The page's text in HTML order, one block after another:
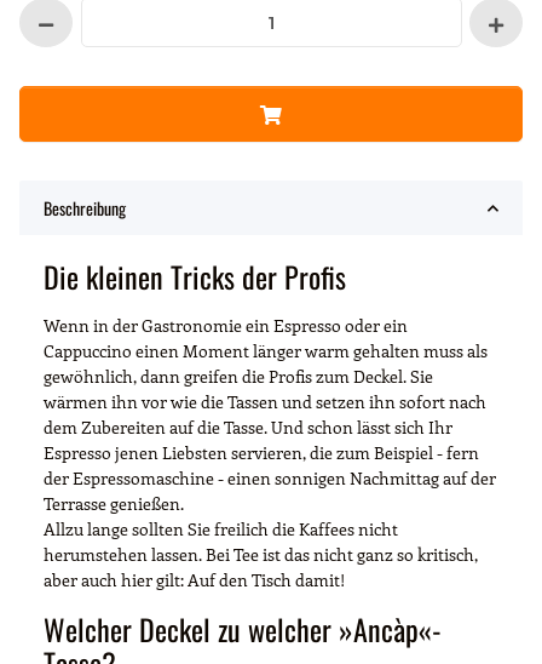
Beschreibung
Die kleinen Tricks der Profis
Wenn in der Gastronomie ein Espresso oder ein
Cappuccino einen Moment länger warm gehalten muss als
gewöhnlich, dann greifen die Profis zum Deckel. Sie
wärmen ihn vor wie die Tassen und setzen ihn sofort nach
dem Zubereiten auf die Tasse. Und schon lässt sich Ihr
Espresso jenen Liebsten servieren, die zum Beispiel - fern
der Espressomaschine - einen sonnigen Nachmittag auf der
Terrasse genießen.
Allzu lange sollten Sie freilich die Kaffees nicht
herumstehen lassen. Bei Tee ist das nicht ganz so kritisch,
aber auch hier gilt: Auf den Tisch damit!
Welcher Deckel zu welcher »Ancàp«-